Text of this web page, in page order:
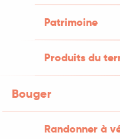
Patrimoine
Produits du
Bouger
Randonner à